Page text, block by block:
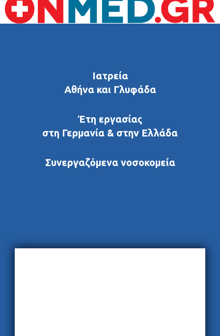
Ιατρεία
Αθήνα και Γλυφάδα
Έτη εργασίας
στη Γερμανία & στην Ελλάδα
Συνεργαζόμενα νοσοκομεία